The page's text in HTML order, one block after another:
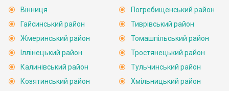
Вінниця
Гайсинський район
Жмеринський район
Іллінецький район
Калинівський район
Козятинський район
Погребищенський район
Тиврівський район
Томашпільський район
Тростянецький район
Тульчинський район
Хмільницький район